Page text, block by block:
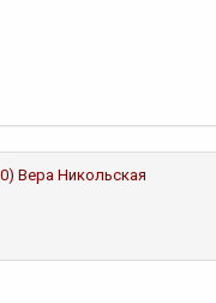
Вера Никольская